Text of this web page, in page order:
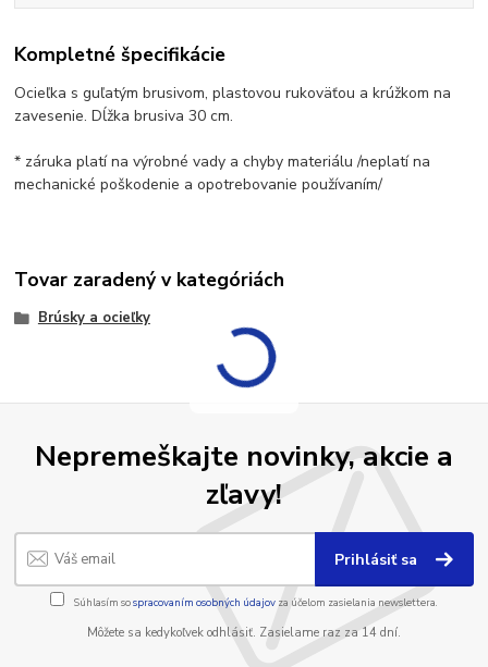
Kompletné špecifikácie
Ocieľka s guľatým brusivom, plastovou rukoväťou a krúžkom na
zavesenie. Dĺžka brusiva 30 cm.
* záruka platí na výrobné vady a chyby materiálu /neplatí na
mechanické poškodenie a opotrebovanie používaním/
Tovar zaradený v kategóriách
Brúsky a ocieľky
Nepremeškajte novinky, akcie a
zľavy!
Prihlásiť sa
Súhlasím sospracovaním osobných údajov za účelom zasielania newslettera.
Môžete sa kedykoľvek odhlásiť. Zasielame raz za 14 dní.